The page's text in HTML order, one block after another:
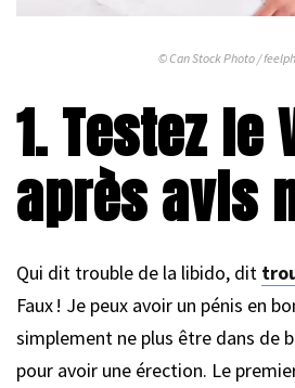
© Can Stock Photo /
1. Testez le
après avis
Qui dit trouble de la libido, dit
Faux ! Je peux avoir un pénis en
simplement ne plus être dans de
pour avoir une érection. Le